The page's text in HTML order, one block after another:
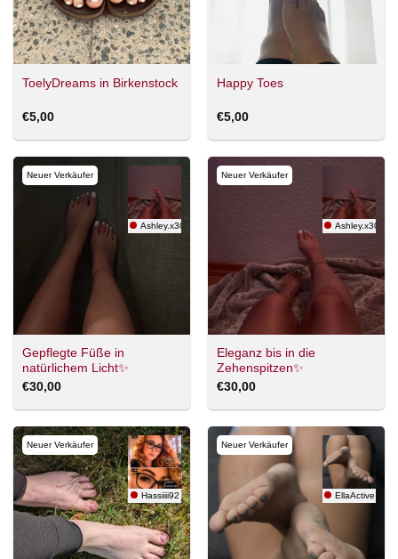
ToelyDreams in Birkenstock
€5,00
Happy Toes
€5,00
Neuer Verkäufer
Ashley.x30
Gepflegte Füße in
natürlichem Licht✨
€30,00
Neuer Verkäufer
Ashley.x30
Eleganz bis in die
Zehenspitzen✨
€30,00
Neuer Verkäufer
Hassiiii92
Neuer Verkäufer
EllaActive